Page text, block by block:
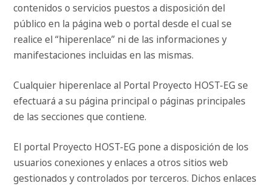
contenidos o servicios puestos a disposición del
público en la página web o portal desde el cual se
realice el “hiperenlace” ni de las informaciones y
manifestaciones incluidas en las mismas.
Cualquier hiperenlace al Portal Proyecto HOST-EG se
efectuará a su página principal o páginas principales
de las secciones que contiene.
El portal Proyecto HOST-EG pone a disposición de los
usuarios conexiones y enlaces a otros sitios web
gestionados y controlados por terceros. Dichos enlaces